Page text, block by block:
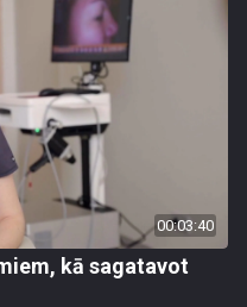
00:03:40
kā sagatavot